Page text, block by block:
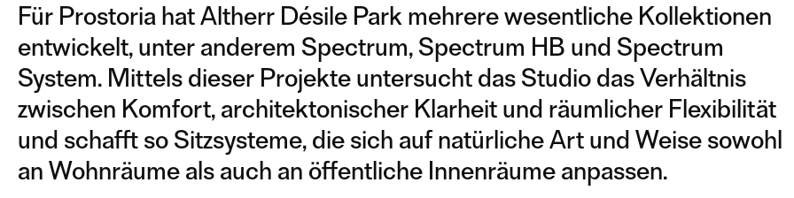
Für Prostoria hat Altherr Désile Park mehrere wesentliche Kollektionen
entwickelt, unter anderem Spectrum, Spectrum HB und Spectrum
System. Mittels dieser Projekte untersucht das Studio das Verhältnis
zwischen Komfort, architektonischer Klarheit und räumlicher Flexibilität
und schafft so Sitzsysteme, die sich auf natürliche Art und Weise sowohl
an Wohnräume als auch an öffentliche Innenräume anpassen.